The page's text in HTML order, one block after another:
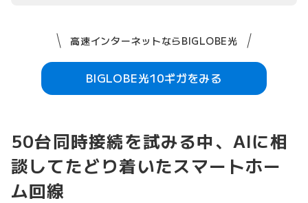
高速インターネットならBIGLOBE光
BIGLOBE光10ギガをみる
50台同時接続を試みる中、AIに相
談してたどり着いたスマートホー
ム回線